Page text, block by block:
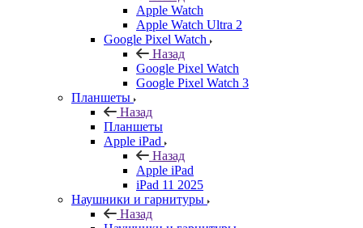
Apple Watch
Apple Watch Ultra 2
Google Pixel Watch
Назад
Google Pixel Watch
Google Pixel Watch 3
Планшеты
Назад
Планшеты
Apple iPad
Назад
Apple iPad
iPad 11 2025
Наушники и гарнитуры
Назад